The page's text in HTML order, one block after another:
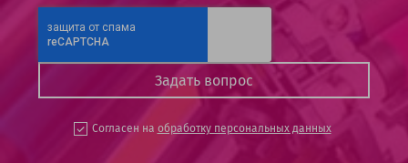
Согласен на обработку персональных данных